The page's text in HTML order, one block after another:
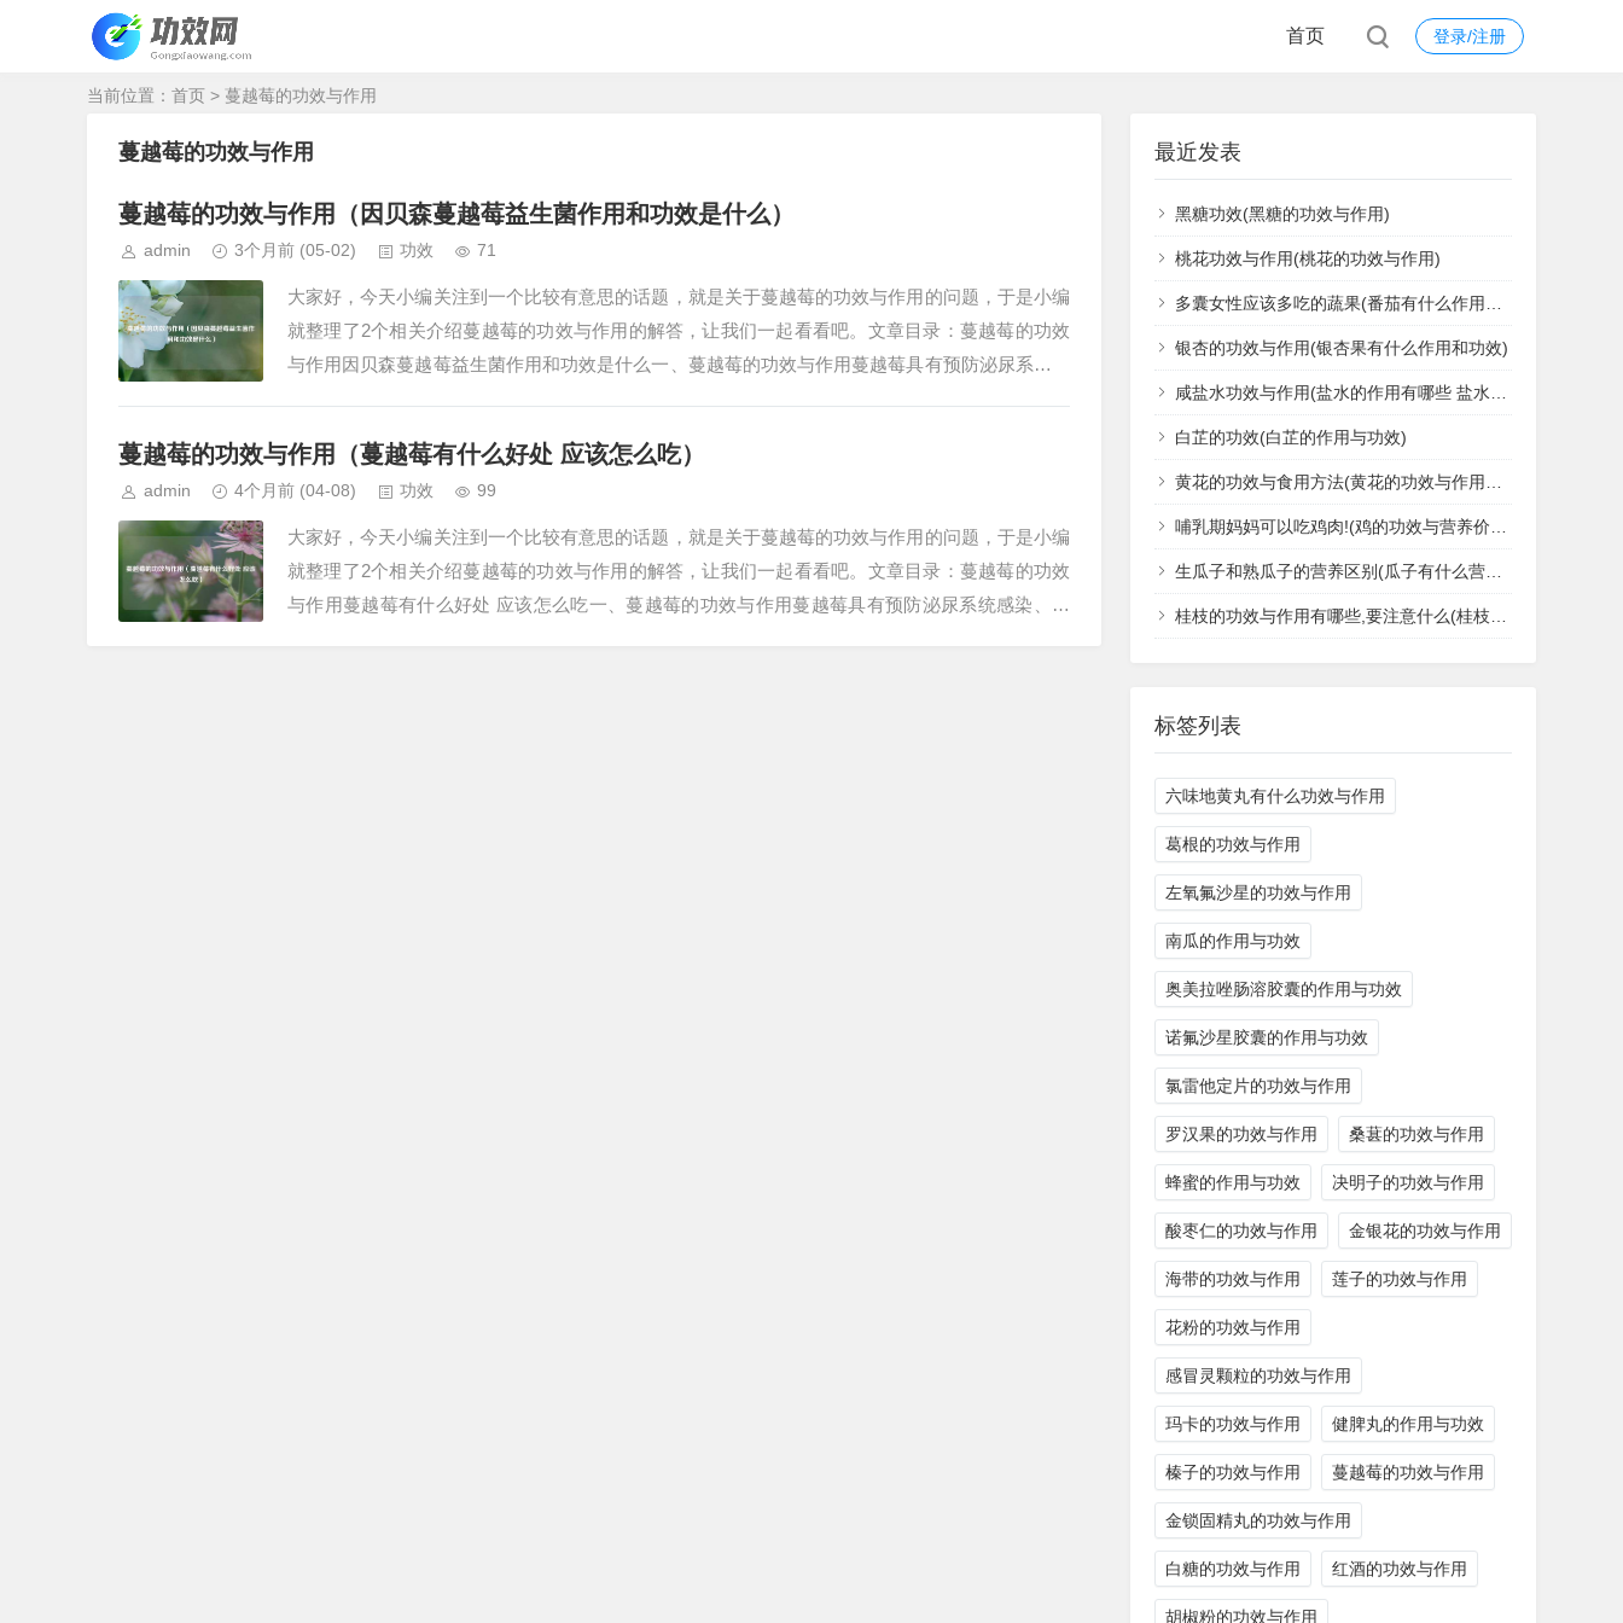
登录/注册
首页
当前位置： 首页 > 蔓越莓的功效与作用
蔓越莓的功效与作用
蔓越莓的功效与作用（因贝森蔓越莓益生菌作用和功效是什么）
admin 3个月前 (05-02) 功效 71
大家好，今天小编关注到一个比较有意思的话题，就是关于蔓越莓的功效与作用的问题，于是小编
就整理了2个相关介绍蔓越莓的功效与作用的解答，让我们一起看看吧。文章目录：蔓越莓的功效
与作用因贝森蔓越莓益生菌作用和功效是什么一、蔓越莓的功效与作用蔓越莓具有预防泌尿系统感
蔓越莓的功效与作用（蔓越莓有什么好处 应该怎么吃）
admin 4个月前 (04-08) 功效 99
大家好，今天小编关注到一个比较有意思的话题，就是关于蔓越莓的功效与作用的问题，于是小编
就整理了2个相关介绍蔓越莓的功效与作用的解答，让我们一起看看吧。文章目录：蔓越莓的功效
与作用蔓越莓有什么好处 应该怎么吃一、蔓越莓的功效与作用蔓越莓具有预防泌尿系统感染、调
最近发表
黑糖功效(黑糖的功效与作用)
桃花功效与作用(桃花的功效与作用)
多囊女性应该多吃的蔬果(番茄有什么作用与功效)
银杏的功效与作用(银杏果有什么作用和功效)
咸盐水功效与作用(盐水的作用有哪些 盐水虽不起眼但有11种强大功能)
白芷的功效(白芷的作用与功效)
黄花的功效与食用方法(黄花的功效与作用是什么)
哺乳期妈妈可以吃鸡肉!(鸡的功效与营养价值)
生瓜子和熟瓜子的营养区别(瓜子有什么营养价值和功效作用)
桂枝的功效与作用有哪些,要注意什么(桂枝的功效)
标签列表
六味地黄丸有什么功效与作用
葛根的功效与作用
左氧氟沙星的功效与作用
南瓜的作用与功效
奥美拉唑肠溶胶囊的作用与功效
诺氟沙星胶囊的作用与功效
氯雷他定片的功效与作用
罗汉果的功效与作用 桑葚的功效与作用
蜂蜜的作用与功效 决明子的功效与作用
酸枣仁的功效与作用 金银花的功效与作用
海带的功效与作用 莲子的功效与作用
花粉的功效与作用
感冒灵颗粒的功效与作用
玛卡的功效与作用 健脾丸的作用与功效
榛子的功效与作用 蔓越莓的功效与作用
金锁固精丸的功效与作用
白糖的功效与作用 红酒的功效与作用
胡椒粉的功效与作用